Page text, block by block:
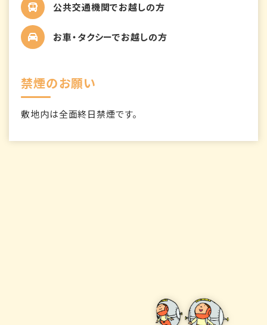
公共交通機関でお越しの方
お車・タクシーでお越しの方
禁煙のお願い
敷地内は全面終日禁煙です。